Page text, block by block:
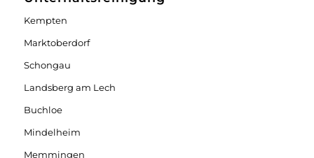
Kempten
Marktoberdorf
Schongau
Landsberg am Lech
Buchloe
Mindelheim
Memmingen